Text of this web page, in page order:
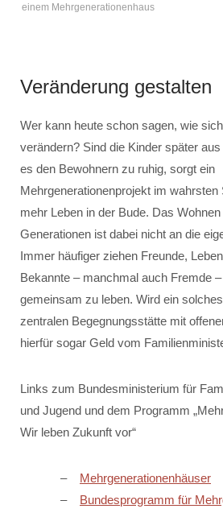
einem Mehrgenerationenhaus
Veränderung gestalten
Wer kann heute schon sagen, wie
verändern? Sind die Kinder später
es den Bewohnern zu ruhig, sorgt ein
Mehrgenerationenprojekt im
mehr Leben in der Bude. Das
Generationen ist dabei nicht an die
Immer häufiger ziehen Freunde,
Bekannte – manchmal auch Fremde
gemeinsam zu leben. Wird ein
zentralen Begegnungsstätte mit
hierfür sogar Geld vom
Links zum Bundesministerium für
und Jugend und dem Programm
Wir leben Zukunft vor“
Mehrgenerationenhäuser
Bundesprogramm für